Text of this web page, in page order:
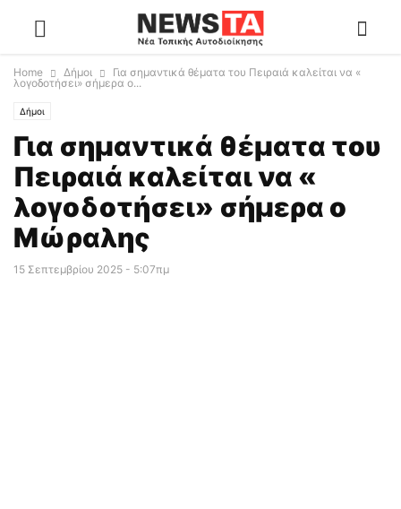
Home Δήμοι
Για σημαντικά θέματα του Πειραιά καλείται να «
λογοδοτήσει» σήμερα ο...
Δήμοι
Για σημαντικά θέματα του
Πειραιά καλείται να «
λογοδοτήσει» σήμερα ο
Μώραλης
15 Σεπτεμβρίου 2025 - 5:07πμ